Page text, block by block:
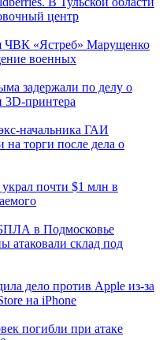
центр
ЧВК «Ястреб» Марущенко
военных
задержали по делу о
начальника ГАИ
на торги после дела о
почти $1 млн в
в Подмосковье
атаковали склад под
дело против Apple из-за
на iPhone
погибли при атаке